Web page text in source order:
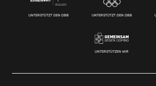
UNTERSTÜTZT DEN DBB UNTERSTÜTZT DEN DBB
UNTERSTÜTZEN WIR